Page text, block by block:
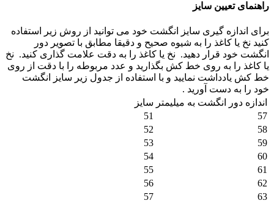
راهنمای تعیین سایز
برای اندازه گیری سایز انگشت خود می توانید از روش زیر استفاده
کنید نخ یا کاغذ را به شیوه صحیح و دقیقا مطابق با تصویر دور
انگشت خود قرار دهید. نخ یا کاغذ را به دقت علامت گذاری کنید. نخ
یا کاغذ را به روی خط کش بگذارید و عدد مربوطه را با دقت از روی
خط کش یادداشت نمایید و با استفاده از جدول زیر سایز انگشت
خود را به دست آورید .
اندازه دور انگشت به میلیمتر سایز
57
51
58
52
59
53
60
54
61
55
62
56
63
57